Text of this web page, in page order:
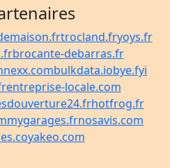
trocland.fryoys.fr
brocante-debarras.fr
bulkdata.iobye.fyi
entreprise-locale.com
hotfrog.fr
mygarages.frnosavis.com
yakeo.com